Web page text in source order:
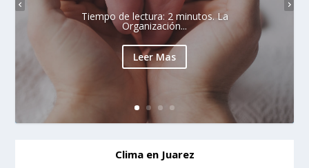
Tiempo de lectura: 2 minutos. La
Organización...
Leer Mas
Clima en Juarez